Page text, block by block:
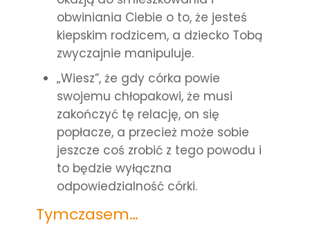
obwiniania Ciebie o to, że jesteś
kiepskim rodzicem, a dziecko Tobą
zwyczajnie manipuluje.
„Wiesz”, że gdy córka powie
swojemu chłopakowi, że musi
zakończyć tę relację, on się
popłacze, a przecież może sobie
jeszcze coś zrobić z tego powodu i
to będzie wyłączna
odpowiedzialność córki.
Tymczasem…